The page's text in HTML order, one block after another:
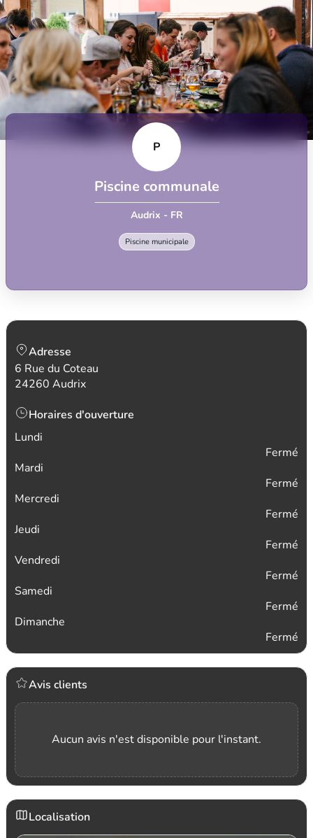
P
Piscine communale
Audrix - FR
Piscine municipale
Adresse
6 Rue du Coteau
24260 Audrix
Horaires d'ouverture
Lundi
Fermé
Mardi
Fermé
Mercredi
Fermé
Jeudi
Fermé
Vendredi
Fermé
Samedi
Fermé
Dimanche
Fermé
Avis clients
Aucun avis n'est disponible pour l'instant.
Localisation